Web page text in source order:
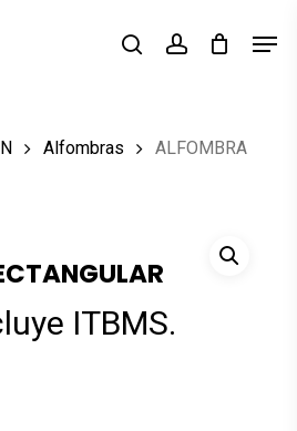
searchaccount
Alfombras
ALFOMBRA
ITBMS.